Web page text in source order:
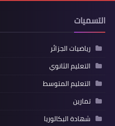
التسميات
رياضيات الجزائر
التعليم الثانوي
التعليم المتوسط
تمارين
شهادة البكالوريا